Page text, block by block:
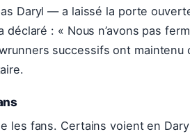
Daryl — a laissé la porte
déclaré : « Nous n’avons pas
successifs ont maintenu
les fans. Certains voient en